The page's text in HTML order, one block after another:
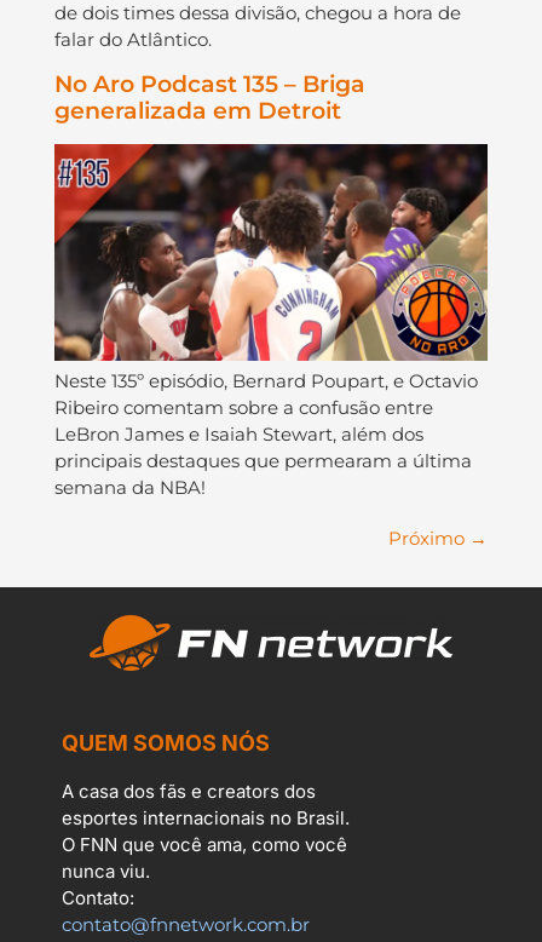
de dois times dessa divisão, chegou a hora de
falar do Atlântico.
No Aro Podcast 135 – Briga
generalizada em Detroit
Neste 135º episódio, Bernard Poupart, e Octavio
Ribeiro comentam sobre a confusão entre
LeBron James e Isaiah Stewart, além dos
principais destaques que permearam a última
semana da NBA!
Próximo →
QUEM SOMOS NÓS
A casa dos fãs e creators dos
esportes internacionais no Brasil.
O FNN que você ama, como você
nunca viu.
Contato:
contato@fnnetwork.com.br